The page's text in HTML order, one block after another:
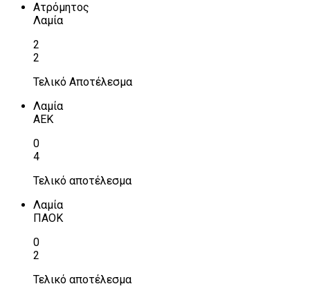
Ατρόμητος
Λαμία
2
2
Τελικό Αποτέλεσμα
Λαμία
ΑΕΚ
0
4
Τελικό αποτέλεσμα
Λαμία
ΠΑΟΚ
0
2
Τελικό αποτέλεσμα